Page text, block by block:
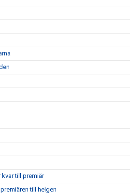
till premiär
till helgen